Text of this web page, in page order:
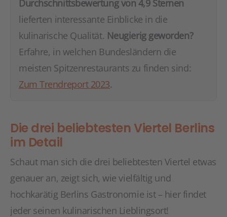
Durchschnittsbewertung von 4,9 Sternen
lieferten interessante Einblicke in die
kulinarische Qualität. Neugierig geworden?
Erfahre, in welchen Bundesländern die
meisten Spitzenrestaurants zu finden sind:
Zum Trendreport 2023.
Die drei beliebtesten Viertel Berlins
im Detail
Schaut man sich die drei beliebtesten Viertel etwas
genauer an, zeigt sich, wie vielfältig und
hochkarätig Berlins Gastronomie ist – hier findet
jeder seinen kulinarischen Lieblingsort!